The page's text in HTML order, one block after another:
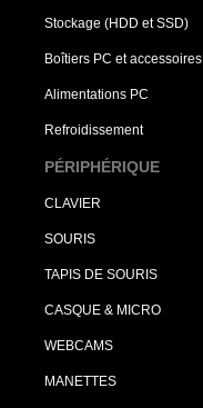
Stockage (HDD et SSD)
Boîtiers PC et accessoires
Alimentations PC
Refroidissement
PÉRIPHÉRIQUE
CLAVIER
SOURIS
TAPIS DE SOURIS
CASQUE & MICRO
WEBCAMS
MANETTES